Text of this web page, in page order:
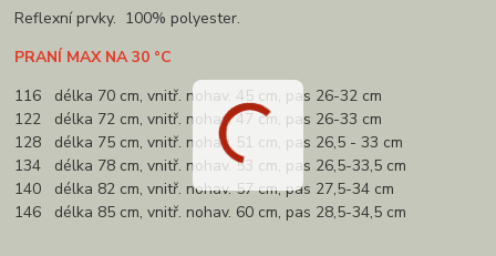
Reflexní prvky. 100% polyester.
PRANÍ MAX NA 30 °C
116 délka 70 cm, vnitř. nohav. 45 cm, pas 26-32 cm
122 délka 72 cm, vnitř. nohav. 47 cm, pas 26-33 cm
128 délka 75 cm, vnitř. nohav. 51 cm, pas 26,5 - 33 cm
134 délka 78 cm, vnitř. nohav. 53 cm, pas 26,5-33,5 cm
140 délka 82 cm, vnitř. nohav. 57 cm, pas 27,5-34 cm
146 délka 85 cm, vnitř. nohav. 60 cm, pas 28,5-34,5 cm